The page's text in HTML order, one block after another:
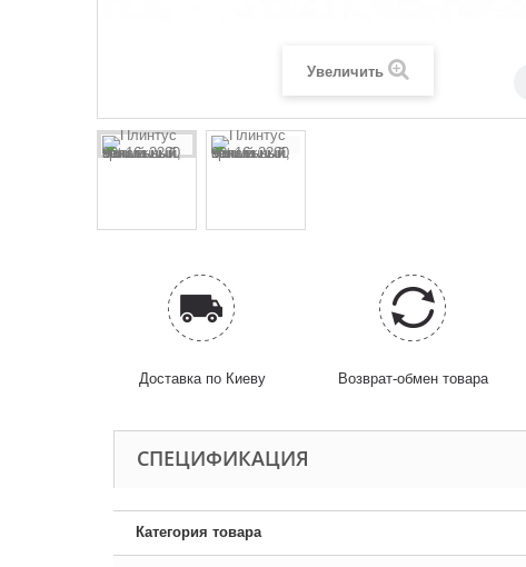
Увеличить
Доставка по Киеву Возврат-обмен товара
CПЕЦИФИКАЦИЯ
Категория товара